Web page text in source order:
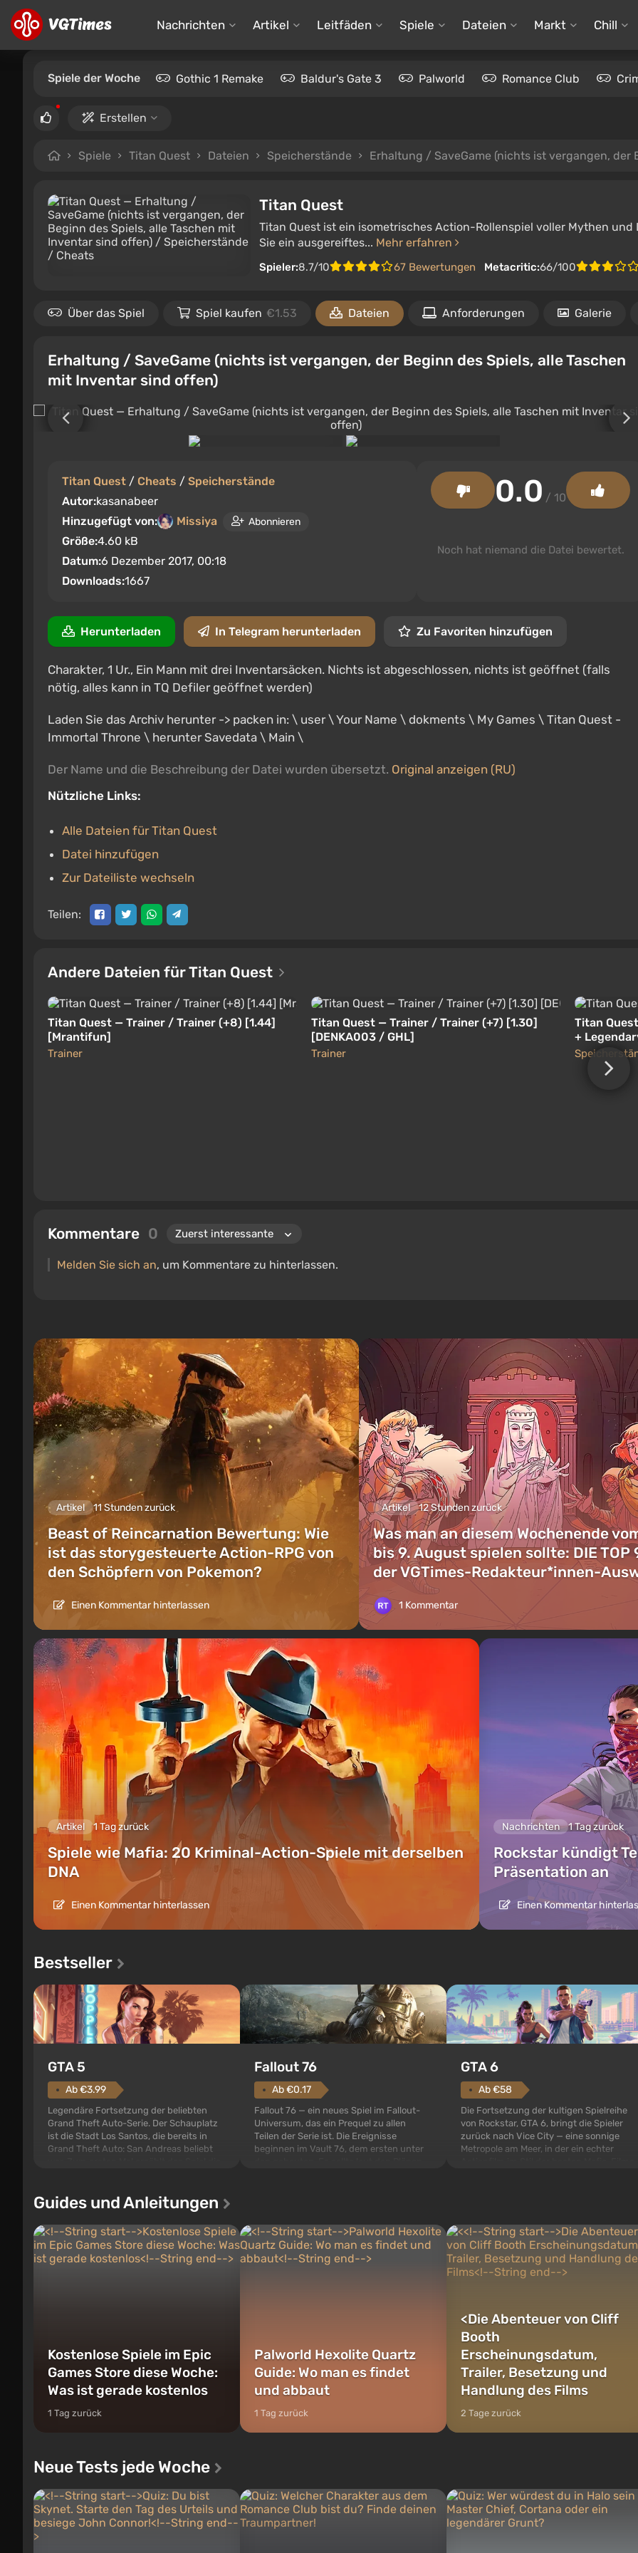
Nachrichten Artikel Leitfäden Spiele Dateien Markt Chill
Spiele der Woche Gothic 1 Remake Baldur's Gate 3 Palworld Romance Club
Erstellen
Spiele Titan Quest Dateien Speicherstände Erhaltung / SaveGame (nichts ist vergangen, der
Titan Quest
Titan Quest ist ein isometrisches Action-Rollenspiel voller Mythen
Sie ein ausgereiftes... Mehr erfahren
Spieler:8.7/10 67 Bewertungen Metacritic:66/100
Über das Spiel Spiel kaufen €1.53 Dateien Anforderungen Galerie
Erhaltung / SaveGame (nichts ist vergangen, der Beginn des Spiels, alle Taschen
mit Inventar sind offen)
Titan Quest / Cheats / Speicherstände
Autor:kasanabeer
Hinzugefügt von:
Missiya Abonnieren
Größe:4.60 kB
Datum:6 Dezember 2017, 00:18
Downloads:1667
0.0 / 10
Noch hat niemand die Datei bewertet.
Herunterladen In Telegram herunterladen Zu Favoriten hinzufügen
Charakter, 1 Ur., Ein Mann mit drei Inventarsäcken. Nichts ist abgeschlossen, nichts ist geöffnet (falls
nötig, alles kann in TQ Defiler geöffnet werden)
Laden Sie das Archiv herunter -> packen in: \ user \ Your Name \ dokments \ My Games \ Titan Quest -
Immortal Throne \ herunter Savedata \ Main \
Der Name und die Beschreibung der Datei wurden übersetzt. Original anzeigen (RU)
Nützliche Links:
Alle Dateien für Titan Quest
Datei hinzufügen
Zur Dateiliste wechseln
Teilen:
Andere Dateien für Titan Quest
Titan Quest — Trainer / Trainer (+8) [1.44]
[Mrantifun]
Trainer
Titan Quest — Trainer / Trainer (+7) [1.30]
[DENKA003 / GHL]
Trainer
Titan
+
Kommentare 0
Melden Sie sich an, um Kommentare zu hinterlassen.
Artikel 11 Stunden zurück
Beast of Reincarnation Bewertung: Wie
ist das storygesteuerte Action-RPG von
den Schöpfern von Pokemon?
Einen Kommentar hinterlassen
Artikel 12 Stunden zurück
Was man an diesem Wochenende
bis 9. August spielen sollte: DIE TOP
der VGTimes-Redakteur*innen-
1 Kommentar
Artikel 1 Tag zurück
Spiele wie Mafia: 20 Kriminal-Action-Spiele mit derselben
DNA
Einen Kommentar hinterlassen
Nachrichten 1 Tag zurück
Rockstar kündigt
Präsentation an
Einen Kommentar
Bestseller
GTA 5
Ab €3.99
Legendäre Fortsetzung der beliebten
Grand Theft Auto-Serie. Der Schauplatz
ist die Stadt Los Santos, die bereits in
Grand Theft Auto: San Andreas beliebt
denen Sie jederzeit...
Fallout 76
Ab €0.17
Fallout 76 — ein neues Spiel im Fallout-
Universum, das ein Prequel zu allen
Teilen der Serie ist. Die Ereignisse
beginnen im Vault 76, dem ersten unter
GTA 6
Ab €58
Die Fortsetzung der kultigen Spielreihe
von Rockstar, GTA 6, bringt die Spieler
zurück nach Vice City — eine sonnige
Metropole am Meer, in der ein echter
Guides und Anleitungen
Kostenlose Spiele im Epic
Games Store diese Woche:
Was ist gerade kostenlos
1 Tag zurück
Palworld Hexolite Quartz
Guide: Wo man es findet
und abbaut
1 Tag zurück
<Die Abenteuer von Cliff
Booth
Erscheinungsdatum,
Trailer, Besetzung und
Handlung des Films
2 Tage zurück
Neue Tests jede Woche